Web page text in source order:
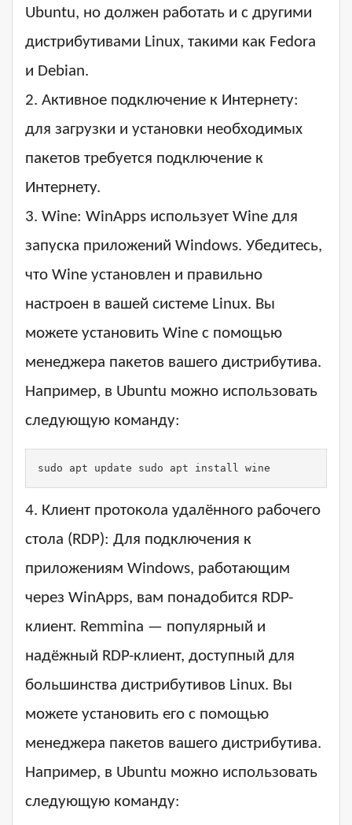
Ubuntu, но должен работать и с другими
дистрибутивами Linux, такими как Fedora
и Debian.
2. Активное подключение к Интернету:
для загрузки и установки необходимых
пакетов требуется подключение к
Интернету.
3. Wine: WinApps использует Wine для
запуска приложений Windows. Убедитесь,
что Wine установлен и правильно
настроен в вашей системе Linux. Вы
можете установить Wine с помощью
менеджера пакетов вашего дистрибутива.
Например, в Ubuntu можно использовать
следующую команду:
sudo apt update sudo apt install wine
4. Клиент протокола удалённого рабочего
стола (RDP): Для подключения к
приложениям Windows, работающим
через WinApps, вам понадобится RDP-
клиент. Remmina — популярный и
надёжный RDP-клиент, доступный для
большинства дистрибутивов Linux. Вы
можете установить его с помощью
менеджера пакетов вашего дистрибутива.
Например, в Ubuntu можно использовать
следующую команду: